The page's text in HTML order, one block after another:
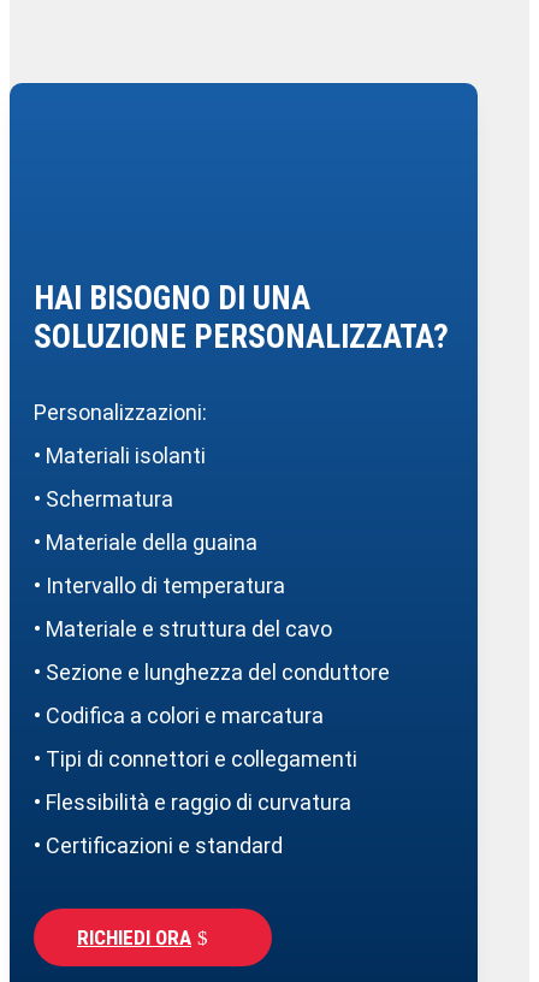
HAI BISOGNO DI UNA
SOLUZIONE PERSONALIZZATA?
Personalizzazioni:
• Materiali isolanti
• Schermatura
• Materiale della guaina
• Intervallo di temperatura
• Materiale e struttura del cavo
• Sezione e lunghezza del conduttore
• Codifica a colori e marcatura
• Tipi di connettori e collegamenti
• Flessibilità e raggio di curvatura
• Certificazioni e standard
RICHIEDI ORA